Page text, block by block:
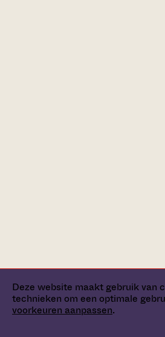
Deze website maakt gebruik van
technieken om een optimale
voorkeuren aanpassen.